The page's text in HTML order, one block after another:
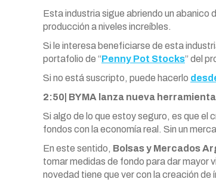
Esta industria sigue abriendo un abanico
producción a niveles increíbles.
Si le interesa beneficiarse de esta
portafolio de “Penny Pot Stocks” del
Si no está suscripto, puede hacerlo
2:50| BYMA lanza nueva herramienta
Si algo de lo que estoy seguro, es que
fondos con la economía real. Sin un
En este sentido, Bolsas y Mercados
tomar medidas de fondo para dar mayor
novedad tiene que ver con la creación